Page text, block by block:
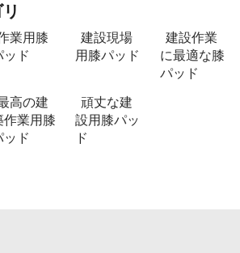
業用膝
ッド
建設現場
用膝パッド
建設作業
に最適な膝
パッド
高の建
作業用膝
ッド
頑丈な建
設用膝パッ
ド